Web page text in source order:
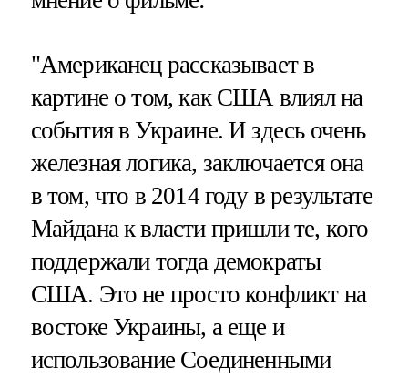
"Американец рассказывает в
картине о том, как США влиял на
события в Украине. И здесь очень
железная логика, заключается она
в том, что в 2014 году в результате
Майдана к власти пришли те, кого
поддержали тогда демократы
США. Это не просто конфликт на
востоке Украины, а еще и
использование Соединенными